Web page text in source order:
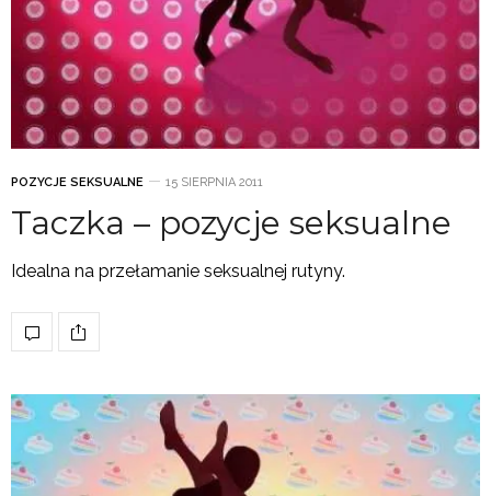
POZYCJE SEKSUALNE 15 SIERPNIA 2011
Taczka – pozycje seksualne
Idealna na przełamanie seksualnej rutyny.